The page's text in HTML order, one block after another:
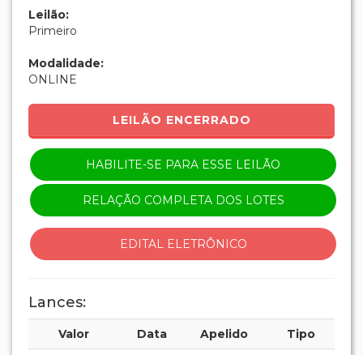
Leilão:
Primeiro
Modalidade:
ONLINE
LEILÃO ENCERRADO
HABILITE-SE PARA ESSE LEILÃO
RELAÇÃO COMPLETA DOS LOTES
EDITAL ELETRÔNICO
Lances:
Valor Data Apelido Tipo